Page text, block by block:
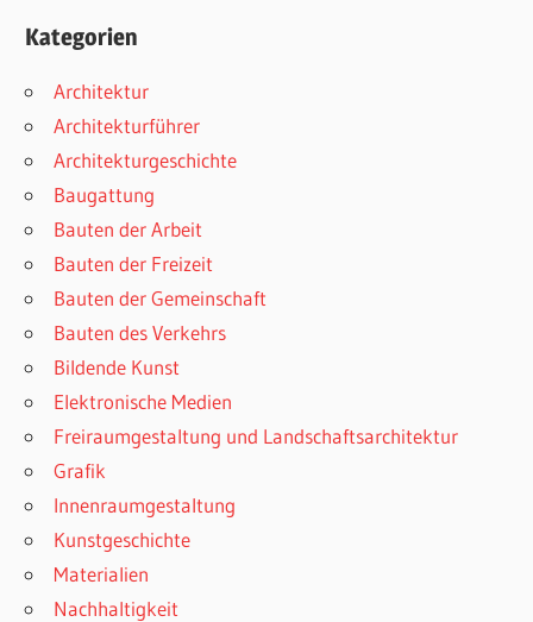
Kategorien
Architektur
Architekturführer
Architekturgeschichte
Baugattung
Bauten der Arbeit
Bauten der Freizeit
Bauten der Gemeinschaft
Bauten des Verkehrs
Bildende Kunst
Elektronische Medien
Freiraumgestaltung und Landschaftsarchitektur
Grafik
Innenraumgestaltung
Kunstgeschichte
Materialien
Nachhaltigkeit